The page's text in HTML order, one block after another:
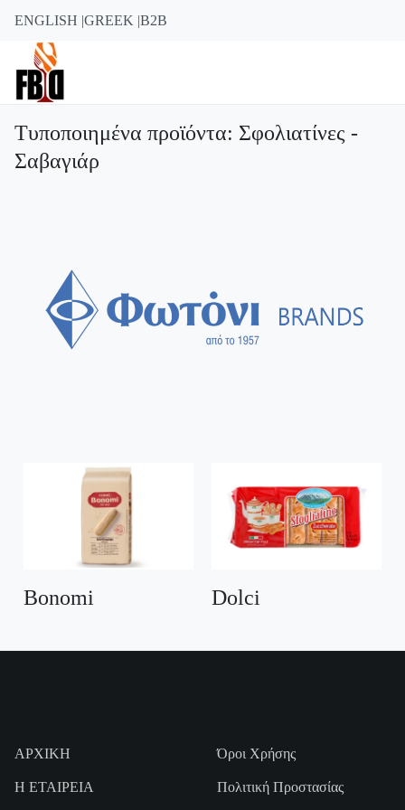
ENGLISH |GREEK |B2B
Τυποποιημένα προϊόντα: Σφολιατίνες -
Σαβαγιάρ
Bonomi Dolci
ΑΡΧΙΚΗ
Η ΕΤΑΙΡΕΙΑ
Όροι Χρήσης
Πολιτική Προστασίας